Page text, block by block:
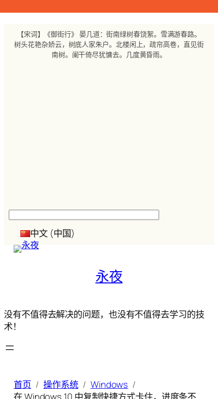
【宋词】《御街行》 晏几道：街南绿树春饶絮。雪满游春路。
树头花艳杂娇云，树底人家朱户。北楼闲上，疏帘高卷，直见街
南树。阑干倚尽犹慵去。几度黄昏雨。
中文 (中国)
永夜
没有不值得去解决的问题，也没有不值得去学习的技
术！
首页 操作系统
Windows